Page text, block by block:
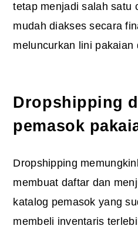
tetap menjadi salah satu
mudah diakses secara
meluncurkan lini pakaian
Dropshipping
pemasok
Dropshipping
membuat daftar dan
katalog pemasok yang
membeli inventaris